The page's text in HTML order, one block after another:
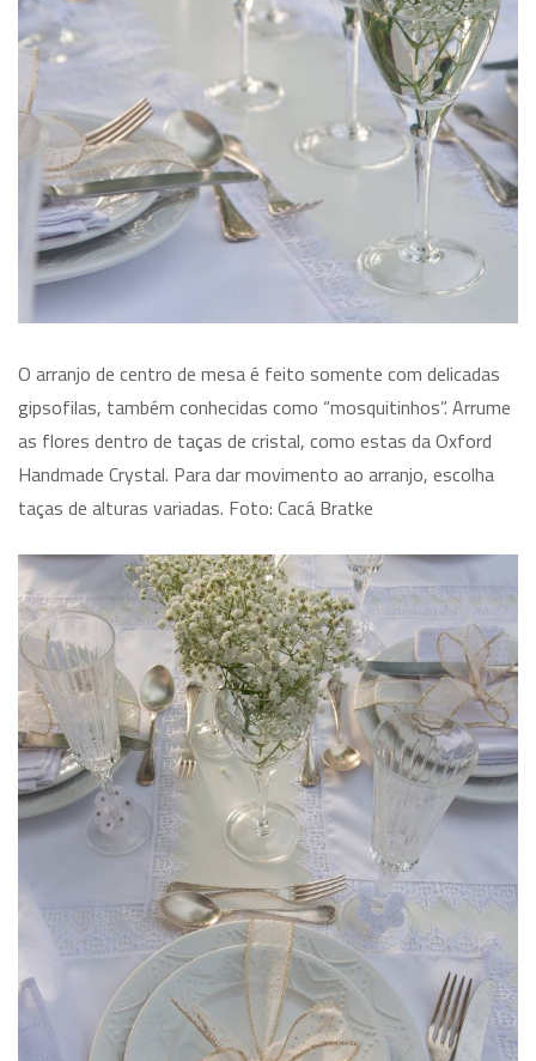
O arranjo de centro de mesa é feito somente com delicadas
gipsofilas, também conhecidas como “mosquitinhos”. Arrume
as flores dentro de taças de cristal, como estas da Oxford
Handmade Crystal. Para dar movimento ao arranjo, escolha
taças de alturas variadas. Foto: Cacá Bratke